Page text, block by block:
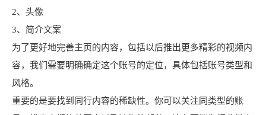
2、头像
3、简介文案
为了更好地完善主页的内容，包括以后推出更多精彩的视频内
容，我们需要明确确定这个账号的定位，具体包括账号类型和
风格。
重要的是要找到同行内容的稀缺性。你可以关注同类型的账